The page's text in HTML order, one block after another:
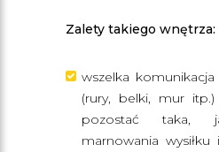
Zalety takiego wnętrza:
wszelka
(rury, belki, mur
pozostać taka,
marnowania